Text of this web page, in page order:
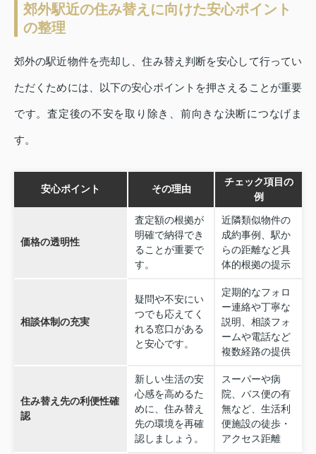
郊外駅近の住み替えに向けた安心ポイント
の整理
郊外の駅近物件を売却し、住み替え判断を安心して行ってい
ただくためには、以下の安心ポイントを押さえることが重要
です。査定後の不安を取り除き、前向きな決断につなげま
す。
安心ポイント その理由
チェック項目の
例
価格の透明性
査定額の根拠が
明確で納得でき
ることが重要で
す。
近隣類似物件の
成約事例、駅か
らの距離など具
体的根拠の提示
相談体制の充実
疑問や不安にい
つでも応えてく
れる窓口がある
と安心です。
定期的なフォロ
ー連絡や丁寧な
説明、相談フォ
ームや電話など
複数経路の提供
住み替え先の利便性確
認
新しい生活の安
心感を高めるた
めに、住み替え
先の環境を再確
認しましょう。
スーパーや病
院、バス便の有
無など、生活利
便施設の徒歩・
アクセス距離